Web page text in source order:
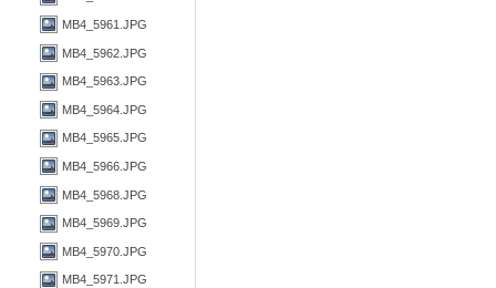
MB4_5961.JPG
MB4_5962.JPG
MB4_5963.JPG
MB4_5964.JPG
MB4_5965.JPG
MB4_5966.JPG
MB4_5968.JPG
MB4_5969.JPG
MB4_5970.JPG
MB4_5971.JPG